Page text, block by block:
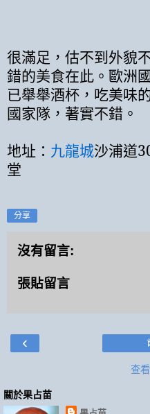
很滿足，估不到外貌
錯的美食在此。歐洲
已舉舉酒杯，吃美味
國家隊，著實不錯。
地址： 九龍城沙浦道
堂
分享
沒有留言:
張貼留言
‹
查
關於果占苗